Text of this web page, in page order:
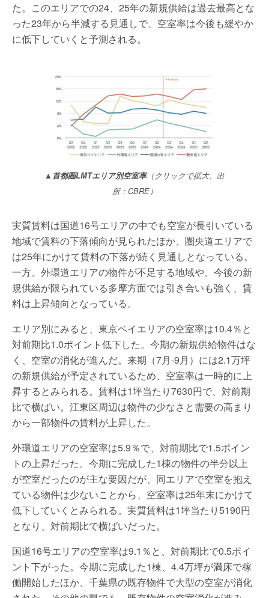
た。このエリアでの24、25年の新規供給は過去最高とな
った23年から半減する見通しで、空室率は今後も緩やか
に低下していくと予測される。
▲首都圏LMTエリア別空室率（クリックで拡大、出
所：CBRE）
実質賃料は国道16号エリアの中でも空室が長引いている
地域で賃料の下落傾向が見られたほか、圏央道エリアで
は25年にかけて賃料の下落が続く見通しとなっている。
一方、外環道エリアの物件が不足する地域や、今後の新
規供給が限られている多摩方面では引き合いも強く、賃
料は上昇傾向となっている。
エリア別にみると、東京ベイエリアの空室率は10.4％と
対前期比1.0ポイント低下した。今期の新規供給物件はな
く、空室の消化が進んだ。来期（7月-9月）には2.1万坪
の新規供給が予定されているため、空室率は一時的に上
昇するとみられる。賃料は1坪当たり7630円で、対前期
比で横ばい。江東区周辺は物件の少なさと需要の高まり
から一部物件の賃料が上昇した。
外環道エリアの空室率は5.9％で、対前期比で1.5ポイン
トの上昇だった。今期に完成した1棟の物件の半分以上
が空室だったのが主な要因だが、同エリアで空室を抱え
ている物件は少ないことから、空室率は25年末にかけて
低下していくとみられる。実質賃料は1坪当たり5190円
となり、対前期比で横ばいだった。
国道16号エリアの空室率は9.1％と、対前期比で0.5ポイ
ント下がった。今期に完成した1棟、4.4万坪が満床で稼
働開始したほか、千葉県の既存物件で大型の空室が消化